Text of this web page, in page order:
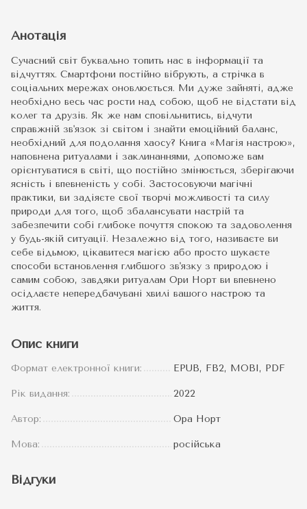
Анотація
Сучасний світ буквально топить нас в інформації та
відчуттях. Смартфони постійно вібрують, а стрічка в
соціальних мережах оновлюється. Ми дуже зайняті, адже
необхідно весь час рости над собою, щоб не відстати від
колег та друзів. Як же нам сповільнитись, відчути
справжній зв'язок зі світом і знайти емоційний баланс,
необхідний для подолання хаосу? Книга «Магія настрою»,
наповнена ритуалами і заклинаннями, допоможе вам
орієнтуватися в світі, що постійно змінюється, зберігаючи
ясність і впевненість у собі. Застосовуючи магічні
практики, ви задіяєте свої творчі можливості та силу
природи для того, щоб збалансувати настрій та
забезпечити собі глибоке почуття спокою та задоволення
у будь-якій ситуації. Незалежно від того, називаєте ви
себе відьмою, цікавитеся магією або просто шукаєте
способи встановлення глибшого зв'язку з природою і
самим собою, завдяки ритуалам Ори Норт ви впевнено
осідлаєте непередбачувані хвилі вашого настрою та
життя.
Опис книги
Формат електронної книги: EPUB, FB2, MOBI, PDF
Рік видання: 2022
Автор: Ора Норт
Мова: російська
Відгуки